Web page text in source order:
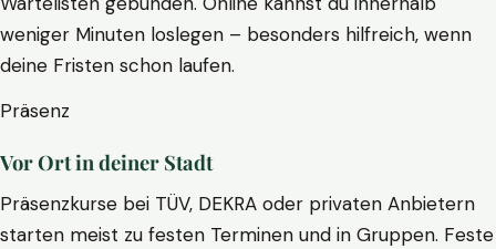
weniger Minuten loslegen – besonders hilfreich, wenn
deine Fristen schon laufen.
Präsenz
Vor Ort in deiner Stadt
Präsenzkurse bei TÜV, DEKRA oder privaten Anbietern
starten meist zu festen Terminen und in Gruppen. Feste